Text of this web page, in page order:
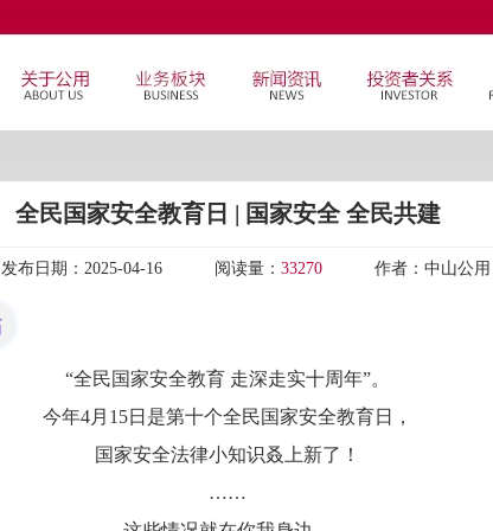
全民国家安全教育日 | 国家安全 全民共建
发布日期： 2025-04-16 阅读量： 33270 作者： 中山公用
“全民国家安全教育 走深走实十周年”。
今年4月15日是第十个全民国家安全教育日，
国家安全法律小知识叒上新了！
……